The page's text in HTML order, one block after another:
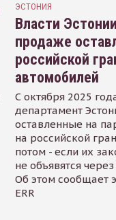
ЭСТОНИЯ
Власти
продаже
российской
автомобилей
С октября 2025
департамент
оставленные на
на российской
потом - если их
не объявятся
Об этом сообщает
ERR